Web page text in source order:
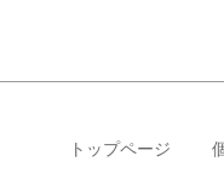
トップページ